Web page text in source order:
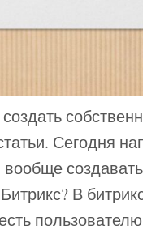
Сегодня
В